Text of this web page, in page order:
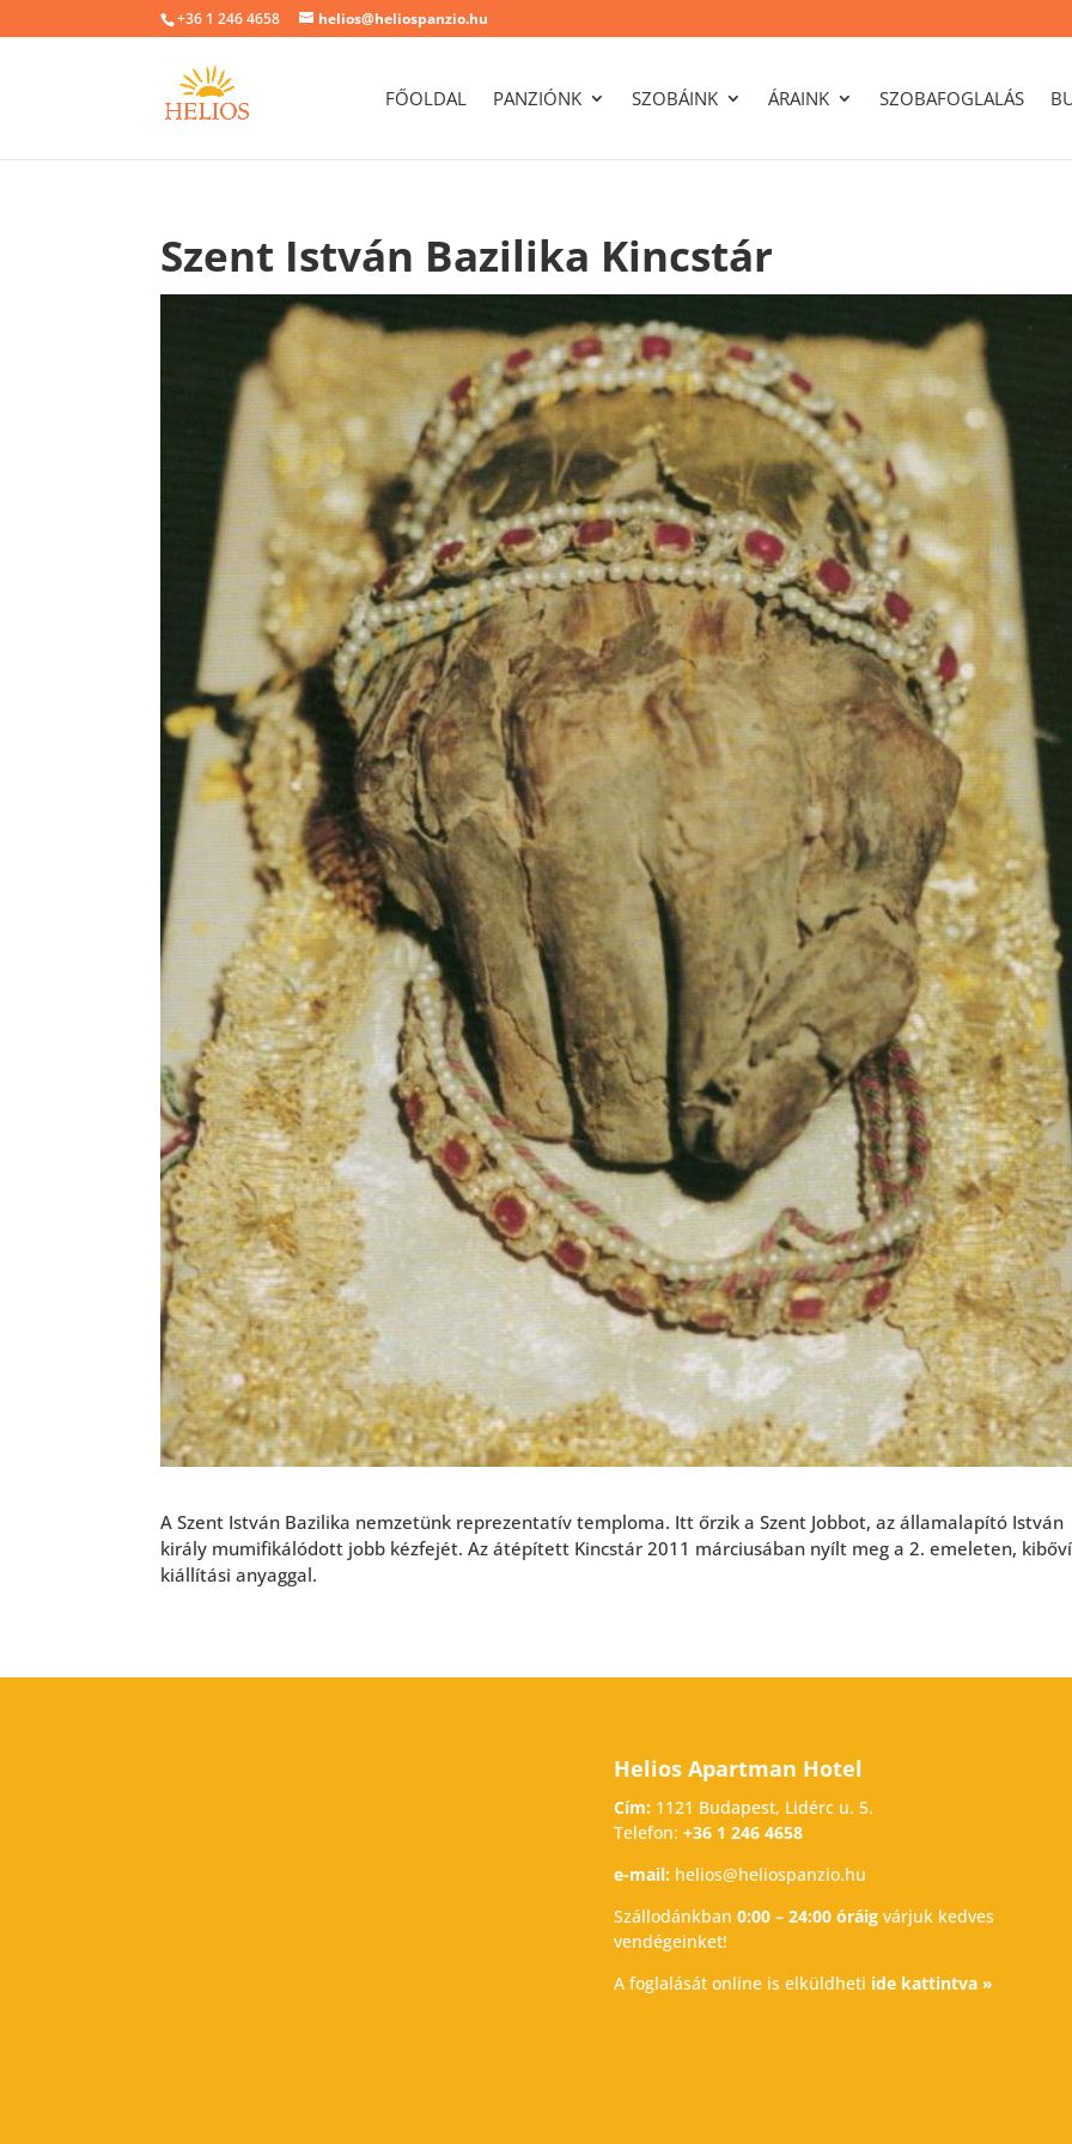
+36 1 246 4658 helios@heliospanzio.hu
FŐOLDAL PANZIÓNK SZOBÁINK ÁRAINK SZOBAFOGLALÁS
Szent István Bazilika Kincstár
A Szent István Bazilika nemzetünk reprezentatív temploma. Itt őrzik a Szent Jobbot, az államalapító István
király mumifikálódott jobb kézfejét. Az átépített Kincstár 2011 márciusában nyílt meg a 2. emeleten,
kiállítási anyaggal.
Helios Apartman Hotel
Cím:1121 Budapest, Lidérc u. 5.
Telefon: +36 1 246 4658
e-mail:helios@heliospanzio.hu
Szállodánkban 0:00 – 24:00 óráigvárjuk kedves
vendégeinket!
A foglalását online is elküldheti ide kattintva »